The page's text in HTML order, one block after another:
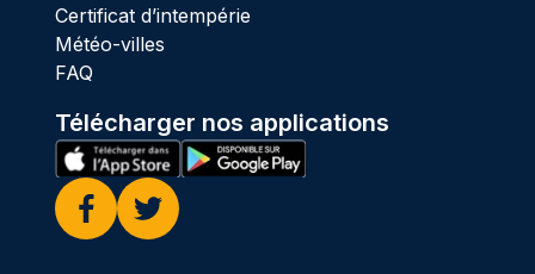
Certificat d’intempérie
Météo-villes
FAQ
Télécharger nos applications
Facebook
Twitter